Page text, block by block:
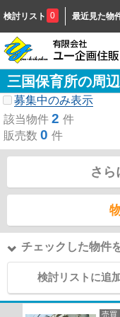
検討リスト 0 最近見た物
三国保育所の周
募集中のみ表示
該当物件 2 件
販売数 0 件
さら
チェックした物件
検討リストに追
売買